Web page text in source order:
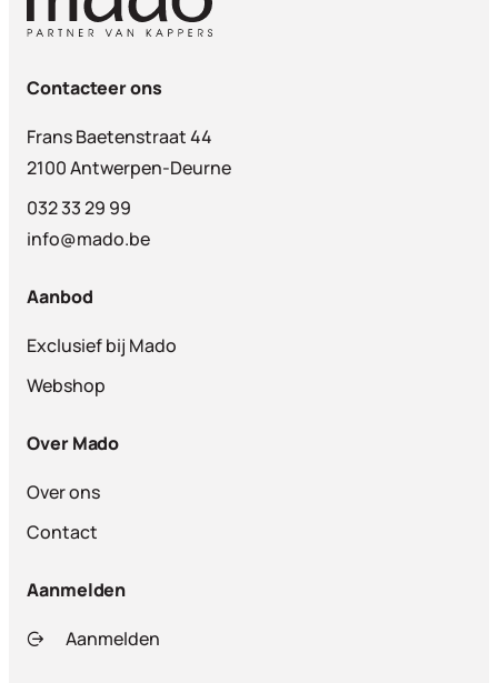
Contacteer ons
Frans Baetenstraat 44
2100 Antwerpen-Deurne
032 33 29 99
info@mado.be
Aanbod
Exclusief bij Mado
Webshop
Over Mado
Over ons
Contact
Aanmelden
Aanmelden